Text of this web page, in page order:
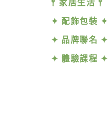
𓇣 家居生活 𓇣
✦ 配飾包裝 ✦
✦ 品牌聯名 ✦
✦ 體驗課程 ✦